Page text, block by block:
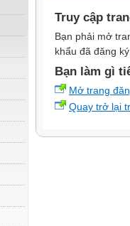
Truy cập
Bạn phải mở
khẩu đã đăng
Bạn làm gì
Mở trang
Quay trở lại